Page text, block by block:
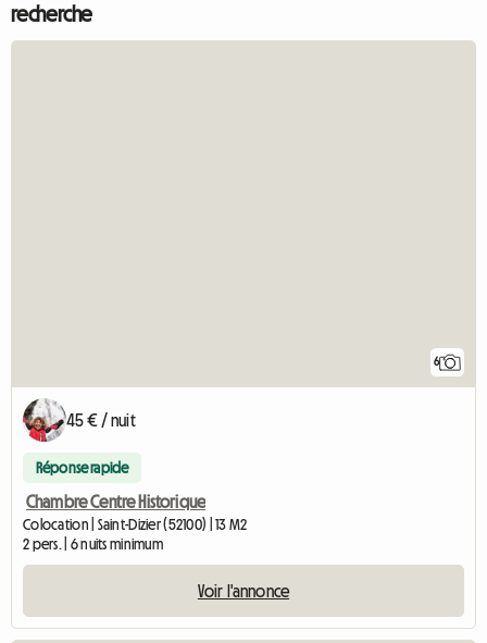
recherche
6
45 € / nuit
Réponse rapide
Chambre Centre Historique
Colocation | Saint-Dizier (52100) | 13 M2
2 pers. | 6 nuits minimum
Voir l'annonce